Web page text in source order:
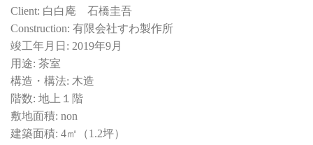
Client: 白白庵 石橋圭吾
Construction: 有限会社すわ製作所
竣工年月日: 2019年9月
用途: 茶室
構造・構法: 木造
階数: 地上１階
敷地面積: non
建築面積: 4㎡（1.2坪）